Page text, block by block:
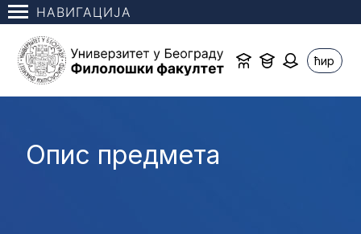
НАВИГАЦИЈА
ћир
Опис предмета